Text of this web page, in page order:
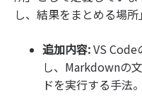
し、結果をまとめる場所
追加内容:VS
し、Markdownの
ドを実行する手法。